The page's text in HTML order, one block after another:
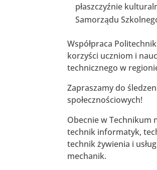
płaszczyźnie
Samorządu
Współpraca
korzyści uczniom i
technicznego w
Zapraszamy do
społecznościowych!
Obecnie w Technikum
technik informatyk,
technik żywienia i
mechanik.